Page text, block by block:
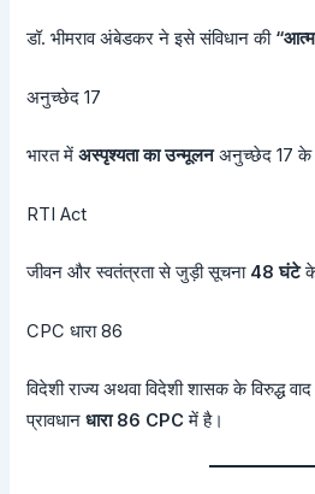
डॉ. भीमराव अंबेडकर ने इसे संविधान की
अनुच्छेद 17
भारत मेंअस्पृश्यता का उन्मूलनअनुच्छेद 17 के
RTI Act
जीवन और स्वतंत्रता से जुड़ी सूचना 48 घंटेके
CPC धारा 86
विदेशी राज्य अथवा विदेशी शासक के विरुद्ध
प्रावधानधारा 86 CPCमें है।